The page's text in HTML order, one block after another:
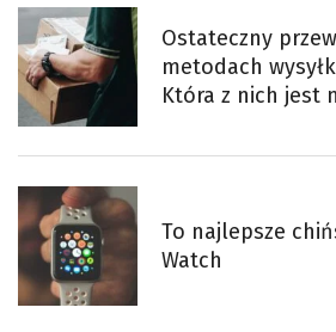
Ostateczny
metodach
Która z nich jest
To najlepsze
Watch